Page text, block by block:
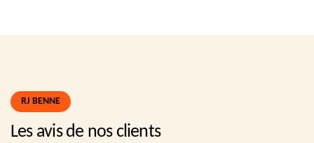
RJ BENNE
Les avis de nos clients